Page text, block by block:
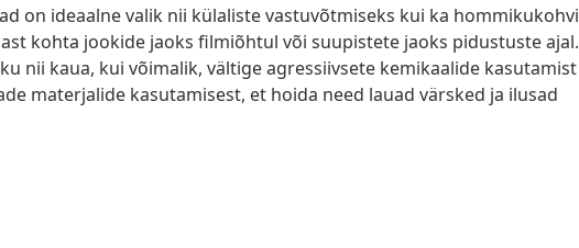
on ideaalne valik nii külaliste vastuvõtmiseks kui ka hommikukohvi
kohta jookide jaoks filmiõhtul või suupistete jaoks pidustuste ajal.
nii kaua, kui võimalik, vältige agressiivsete kemikaalide kasutamist
materjalide kasutamisest, et hoida need lauad värsked ja ilusad